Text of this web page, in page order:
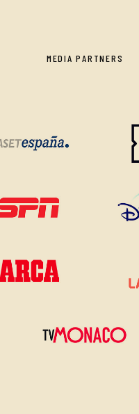
MEDIA PARTNERS